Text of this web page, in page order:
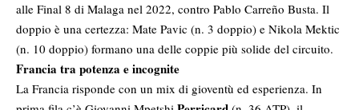
alle Final 8 di Malaga nel 2022, contro Pablo Carreño Busta. Il
doppio è una certezza: Mate Pavic (n. 3 doppio) e Nikola Mektic
(n. 10 doppio) formano una delle coppie più solide del circuito.
Francia tra potenza e incognite
La Francia risponde con un mix di gioventù ed esperienza. In